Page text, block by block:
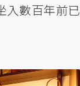
入數百年前已